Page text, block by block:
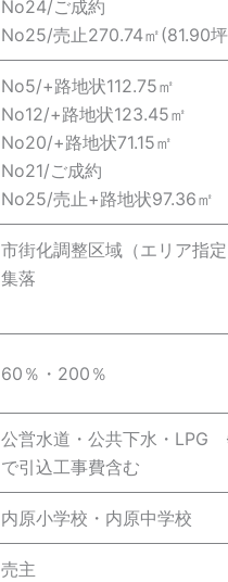
No24/ご成約
No25/売止270.74㎡(81.90
No5/+路地状112.75㎡
No12/+路地状123.45㎡
No20/+路地状71.15㎡
No21/ご成約
No25/売止+路地状97.36㎡
市街化調整区域（エリア指
集落
60％・200％
公営水道・公共下水・LPG
で引込工事費含む
内原小学校・内原中学校
売主